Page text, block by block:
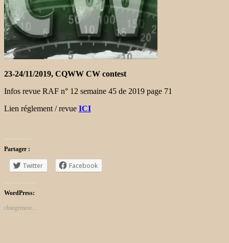
23-24/11/2019, CQWW CW contest
Infos revue RAF n° 12 semaine 45 de 2019 page 71
Lien réglement / revue ICI
Partager :
Twitter Facebook
WordPress:
chargement…